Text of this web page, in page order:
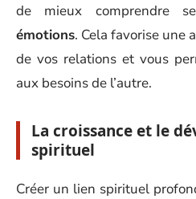
de mieux comprendre
émotions. Cela favorise une
de vos relations et vous
aux besoins de l’autre.
La croissance et le
spirituel
Créer un lien spirituel